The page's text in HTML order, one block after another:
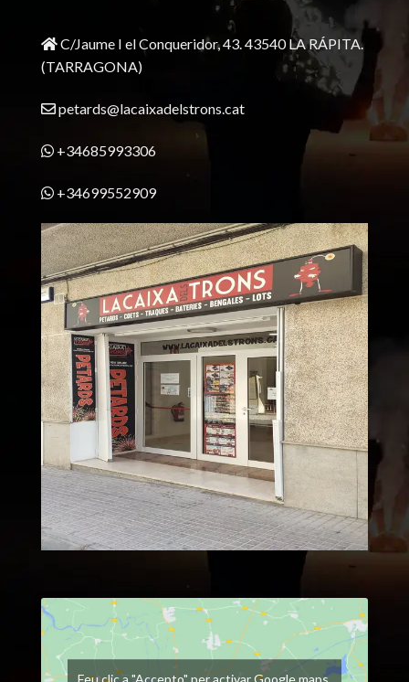
C/Jaume I el Conqueridor, 43.43540 LA RÁPITA.
(TARRAGONA)
petards@lacaixadelstrons.cat
+34685993306
+34699552909